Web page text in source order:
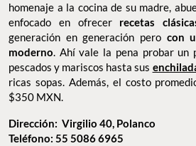
homenaje a la cocina de su madre,
enfocado en ofrecer recetas
generación en generación pero con
moderno. Ahí vale la pena probar un
pescados y mariscos hasta sus
ricas sopas. Además, el costo
$350 MXN.
Dirección: Virgilio 40, Polanco
Teléfono: 55 5086 6965